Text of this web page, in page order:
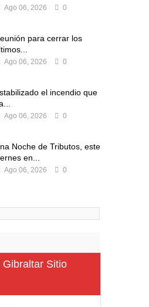
Ago 06, 2026 0
para cerrar los
Ago 06, 2026 0
el incendio que
Ago 06, 2026 0
Noche de Tributos, este
en...
Ago 06, 2026 0
Sitio